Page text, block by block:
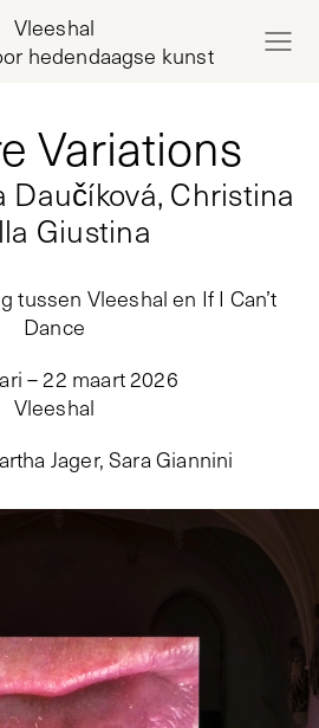
Vleeshal
hedendaagse kunst
Variations
Christina
Giustina
tussen Vleeshal en If I Can’t
Dance
– 22 maart 2026
Vleeshal
Jager, Sara Giannini